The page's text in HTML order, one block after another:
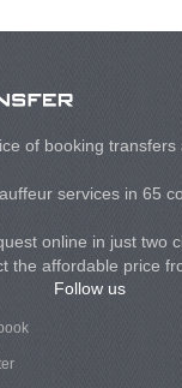
of booking transfers
services in 65
online in just two
the affordable price
Follow us